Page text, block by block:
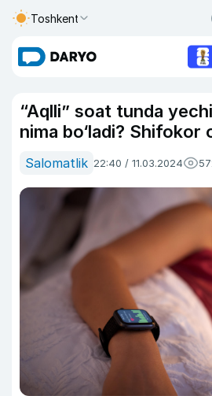
Toshkent
“Aqlli” soat tunda
nima bo‘ladi? Shifokor
Salomatlik 22:40 / 11.03.2024